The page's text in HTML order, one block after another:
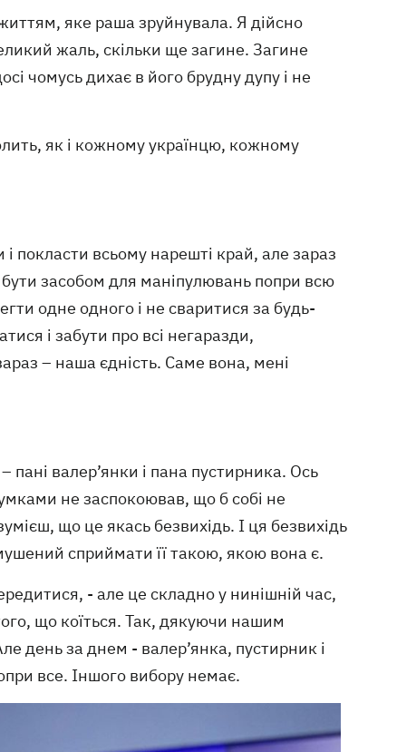
яке раша зруйнувала. Я дійсно
жаль, скільки ще загине. Загине
чомусь дихає в його брудну дупу і не
як і кожному українцю, кожному
всьому нарешті край, але зараз
засобом для маніпулювань попри всю
одне одного і не сваритися за будь-
і забути про всі негаразди,
– наша єдність. Саме вона, мені
пані валер’янки і пана пустирника. Ось
не заспокоював, що б собі не
що це якась безвихідь. І ця безвихідь
сприймати її такою, якою вона є.
- але це складно у нинішній час,
що коїться. Так, дякуючи нашим
день за днем - валер’янка, пустирник і
все. Іншого вибору немає.